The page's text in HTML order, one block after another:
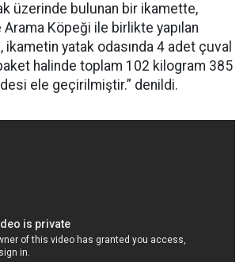
üzerinde bulunan bir ikamette,
Köpeği ile birlikte yapılan
ikametin yatak odasında 4 adet çuval
halinde toplam 102 kilogram 385
ele geçirilmiştir.” denildi.